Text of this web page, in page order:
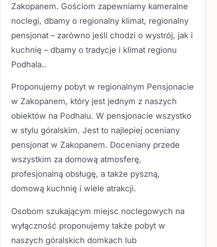
Zakopanem. Gościom zapewniamy kameralne
noclegi, dbamy o regionalny klimat, regionalny
pensjonat – zarówno jeśli chodzi o wystrój, jak i
kuchnię – dbamy o tradycje i klimat regionu
Podhala..
Proponujemy pobyt w regionalnym Pensjonacie
w Zakopanem, który jest jednym z naszych
obiektów na Podhalu. W pensjonacie wszystko
w stylu góralskim. Jest to najlepiej oceniany
pensjonat w Zakopanem. Doceniany przede
wszystkim za domową atmosferę,
profesjonalną obsługę, a także pyszną,
domową kuchnię i wiele atrakcji.
Osobom szukającym miejsc noclegowych na
wyłączność proponujemy także pobyt w
naszych góralskich domkach lub